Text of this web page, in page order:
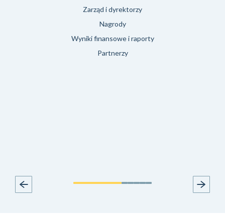
Zarząd i dyrektorzy
Nagrody
Wyniki finansowe i raporty
Partnerzy